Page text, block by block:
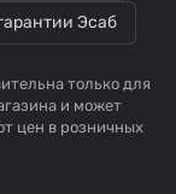
Эсаб
только для
и может
цен в розничных